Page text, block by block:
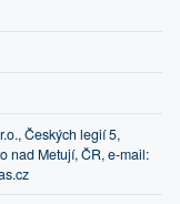
Českých legií 5,
nad Metují, ČR, e-mail: